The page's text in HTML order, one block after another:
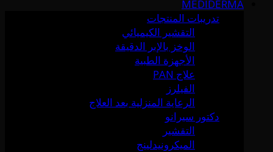
MEDIDERMA
تدريبات المنتجات
التقشير الكيميائي
الوخز بالإبر الدقيقة
الأجهزة الطبية
علاج PAN
الفيلرز
الرعاية المنزلية بعد العلاج
دكتور سيرانو
التقشير
الميكرونيدلينج